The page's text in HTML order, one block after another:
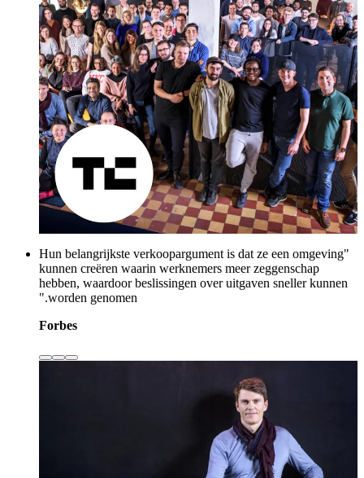
"Hun belangrijkste verkoopargument is dat ze een omgeving
kunnen creëren waarin werknemers meer zeggenschap
hebben, waardoor beslissingen over uitgaven sneller kunnen
worden genomen."
Forbes